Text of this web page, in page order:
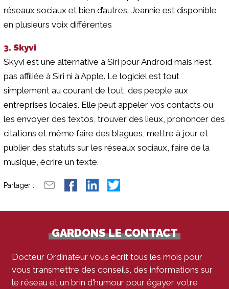
réseaux sociaux et bien d’autres. Jeannie est disponible
en plusieurs voix différentes
3. Skyvi
Skyvi est une alternative à Siri pour Androïd mais n’est
pas affiliée à Siri ni à Apple. Le logiciel est tout
simplement au courant de tout, des people aux
entreprises locales. Elle peut appeler vos contacts ou
les envoyer des textos, trouver des lieux, prononcer des
citations et même faire des blagues, mettre à jour et
publier des statuts sur les réseaux sociaux, faire de la
musique, écrire un texte.
Partager :
GARDONS LE CONTACT
Docteur Ordinateur vous écrit tous les mois pour
vous transmettre des conseils, des informations sur
le réseau et un brin d'humour pour égayer votre